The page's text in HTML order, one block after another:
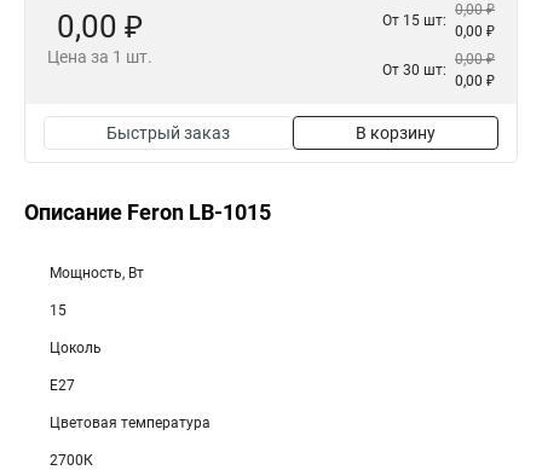
0,00 ₽
Цена за 1 шт.
От 15 шт:
0,00 ₽
0,00 ₽
От 30 шт:
0,00 ₽
0,00 ₽
Быстрый заказ В корзину
Описание Feron LB-1015
Мощность, Вт
15
Цоколь
E27
Цветовая температура
2700К